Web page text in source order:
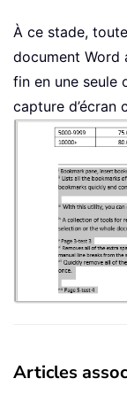
À ce stade,
document Word
fin en une seule
capture d’écran
Articles